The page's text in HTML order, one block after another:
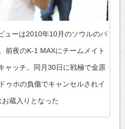
ューは2010年10月のソウルのバ
前夜のK-1 MAXにチームメイト
ャッチ。同月30日に戦極で金原
ゥホの負傷でキャンセルされイ
お蔵入りとなった